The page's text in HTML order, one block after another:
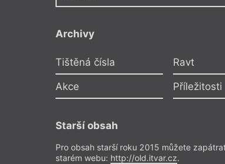
Archivy
Tištěná čísla Ravt
Akce Příležitosti
Starší obsah
Pro obsah starší roku 2015 můžete
starém webu: http://old.itvar.cz.